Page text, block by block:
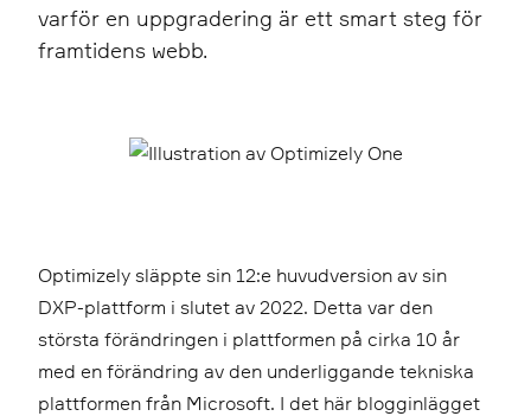
varför en uppgradering är ett smart steg för
framtidens webb.
Optimizely släppte sin 12:e huvudversion av sin
DXP-plattform i slutet av 2022. Detta var den
största förändringen i plattformen på cirka 10 år
med en förändring av den underliggande tekniska
plattformen från Microsoft. I det här blogginlägget